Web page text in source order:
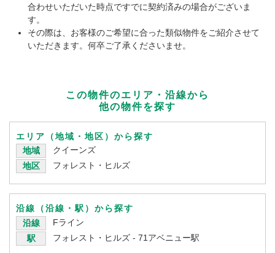
合わせいただいた時点ですでに契約済みの場合がございま
す。
その際は、お客様のご希望に合った類似物件をご紹介させて
いただきます。何卒ご了承くださいませ。
この物件のエリア・沿線から
他の物件を探す
エリア（地域・地区）から探す
地域
クイーンズ
地区
フォレスト・ヒルズ
沿線（沿線・駅）から探す
沿線
Fライン
駅
フォレスト・ヒルズ - 71アベニュー駅